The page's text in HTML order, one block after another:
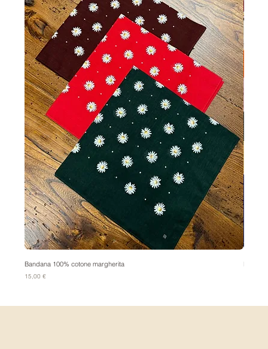
Bandana 100% cotone margherita
Prezzo
15,00 €